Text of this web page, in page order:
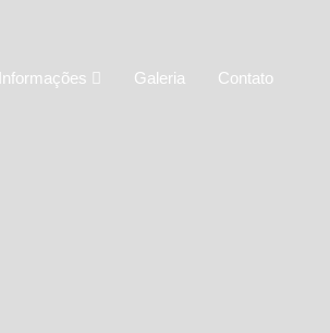
Informações Galeria Contato